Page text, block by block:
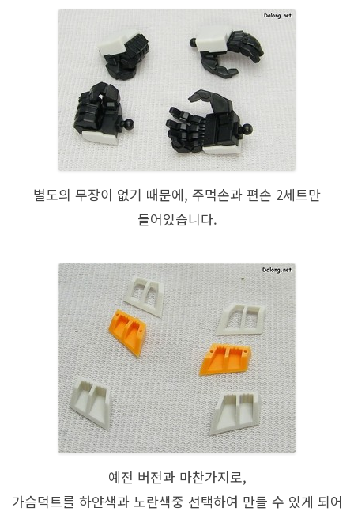
별도의 무장이 없기 때문에, 주먹손과 편손 2세트만
들어있습니다.
예전 버전과 마찬가지로,
가슴덕트를 하얀색과 노란색중 선택하여 만들 수 있게 되어